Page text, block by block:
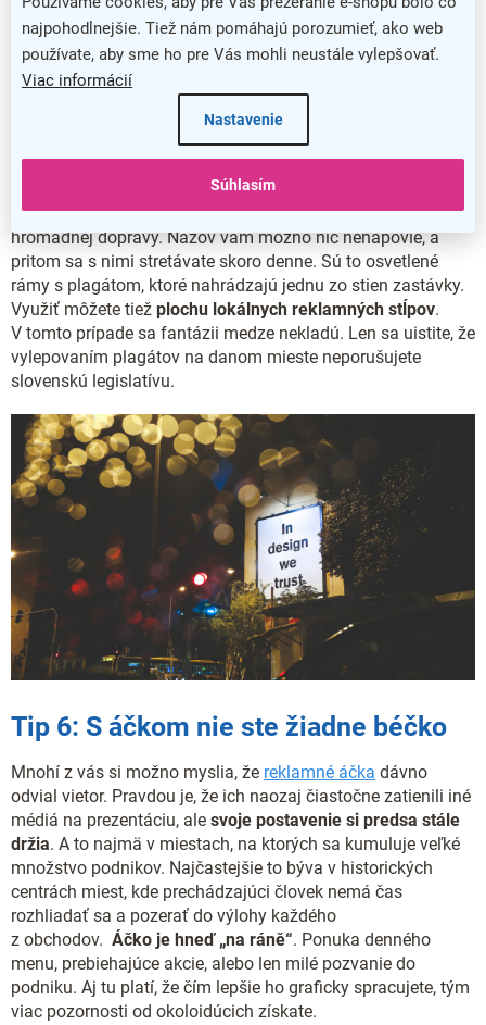
najpohodlnejšie. Tiež nám pomáhajú porozumieť, ako web
používate, aby sme ho pre Vás mohli neustále vylepšovať.
Viac informácií
Nastavenie
Súhlasím
Tip 5: Inzerujte na frekventovaných
miestach
Pozornosť prípadných zákazníkov môže pritiahnuť
grafickyvydarený reklamný plagátumiestnený na
frekventovanom mieste. Prenajať si môžete
plochucitylightnositeľov na zastávkach mestskej
hromadnej dopravy. Názov vám možno nič nenapovie, a
pritom sa s nimi stretávate skoro denne. Sú to osvetlené
rámy s plagátom, ktoré nahrádzajú jednu zo stien zastávky.
Využiť môžete tiež plochu lokálnych reklamných stĺpov.
V tomto prípade sa fantázii medze nekladú. Len sa uistite, že
vylepovaním plagátov na danom mieste neporušujete
slovenskú legislatívu.
Tip 6: S áčkom nie ste žiadne béčko
Mnohí z vás si možno myslia, že reklamné áčka dávno
odvial vietor. Pravdou je, že ich naozaj čiastočne zatienili iné
médiá na prezentáciu, ale svoje postavenie si predsa stále
držia. A to najmä v miestach, na ktorých sa kumuluje veľké
množstvo podnikov. Najčastejšie to býva v historických
centrách miest, kde prechádzajúci človek nemá čas
rozhliadať sa a pozerať do výlohy každého
z obchodov. Áčko je hneď „na ráně“. Ponuka denného
menu, prebiehajúce akcie, alebo len milé pozvanie do
podniku. Aj tu platí, že čím lepšie ho graficky spracujete, tým
viac pozornosti od okoloidúcich získate.